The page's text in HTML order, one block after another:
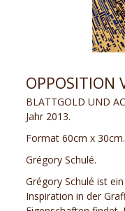
OPPOSITION
BLATTGOLD UND
Jahr 2013.
Format 60cm x 30cm.
Grégory Schulé.
Grégory Schulé ist
Inspiration in der